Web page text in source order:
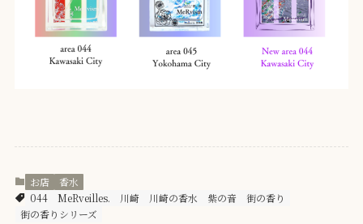
お店
香水
044
MeRveilles. 川崎 川崎の香水 紫の音
街の香り
街の香りシリーズ